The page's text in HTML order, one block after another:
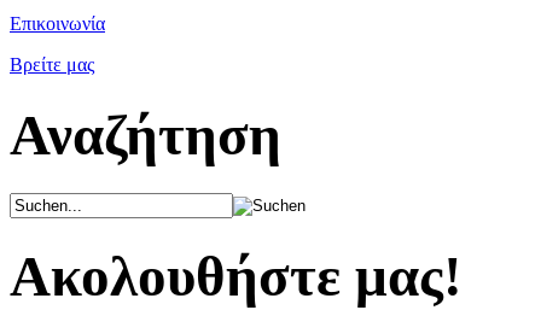
Επικοινωνία
Βρείτε μας
Αναζήτηση
Ακολουθήστε μας!